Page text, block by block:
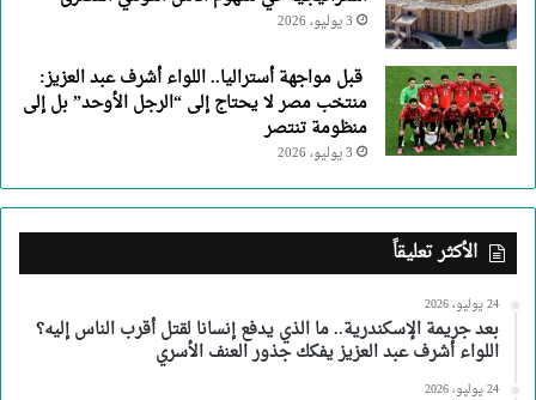
3 يوليو، 2026
قبل مواجهة أستراليا.. اللواء أشرف عبد العزيز:
منتخب مصر لا يحتاج إلى “الرجل الأوحد” بل إلى
منظومة تنتصر
3 يوليو، 2026
الأكثر تعليقاً
24 يوليو، 2026
بعد جريمة الإسكندرية.. ما الذي يدفع إنسانا لقتل أقرب الناس إليه؟
اللواء أشرف عبد العزيز يفكك جذور العنف الأسري
24 يوليو، 2026